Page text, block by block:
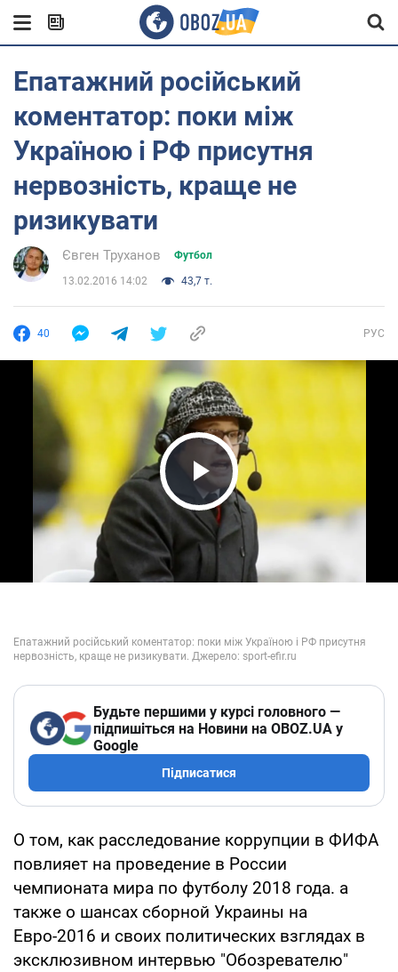
Епатажний російський
коментатор: поки між
Україною і РФ присутня
нервозність, краще не
ризикувати
Євген Труханoв Футбол
13.02.2016 14:02 43,7 т.
40 РУС
Play Video
Будьте першими у курсі головного —
підпишіться на Новини на OBOZ.UA у
Google
Підписатися
О том, как расследование коррупции в ФИФА
повлияет на проведение в России
чемпионата мира по футболу 2018 года. а
также о шансах сборной Украины на
Евро-2016 и своих политических взглядах в
эксклюзивном интервью "Обозревателю"